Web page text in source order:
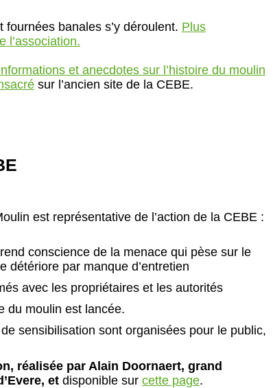
banales s’y déroulent. Plus
l’association.
et anecdotes sur l’histoire du moulin
sur l’ancien site de la CEBE.
est représentative de l’action de la CEBE :
conscience de la menace qui pèse sur le
détériore par manque d’entretien
avec les propriétaires et les autorités
du moulin est lancée.
sensibilisation sont organisées pour le public,
, réalisée par Alain Doornaert, grand
et disponible sur cette page.